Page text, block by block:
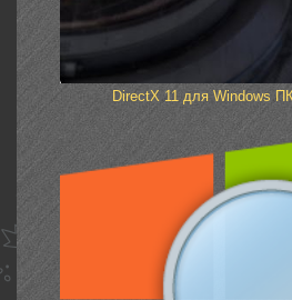
DirectX 11 для Windows